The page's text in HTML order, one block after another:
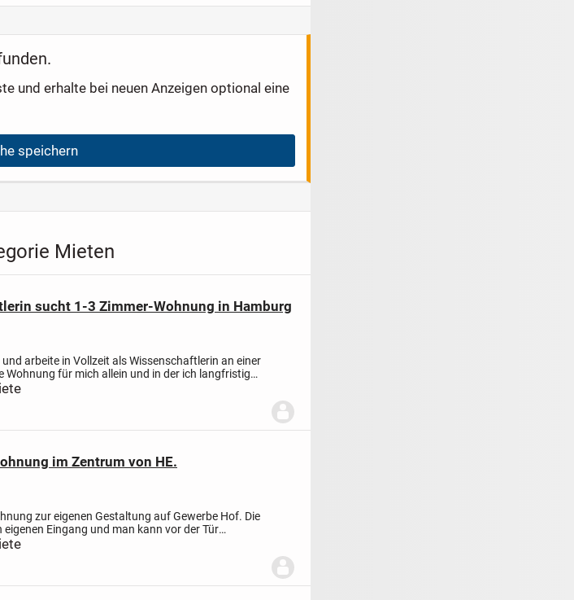
und erhalte bei neuen Anzeigen optional eine
speichern
Mieten
sucht 1-3 Zimmer-Wohnung in Hamburg
arbeite in Vollzeit als Wissenschaftlerin an einer
Wohnung für mich allein und in der ich langfristig
drei...
im Zentrum von HE.
zur eigenen Gestaltung auf Gewerbe Hof. Die
eigenen Eingang und man kann vor der Tür
grillen. Es müsste tapeziert...